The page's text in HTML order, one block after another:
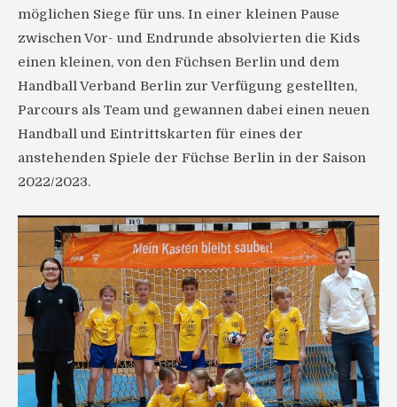
möglichen Siege für uns. In einer kleinen Pause
zwischen Vor- und Endrunde absolvierten die Kids
einen kleinen, von den Füchsen Berlin und dem
Handball Verband Berlin zur Verfügung gestellten,
Parcours als Team und gewannen dabei einen neuen
Handball und Eintrittskarten für eines der
anstehenden Spiele der Füchse Berlin in der Saison
2022/2023.